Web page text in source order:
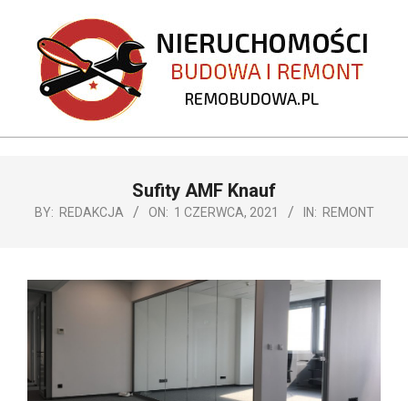
content
REMOBUDOWA.PL
Sufity AMF Knauf
BY: REDAKCJA ON: 1 CZERWCA, 2021 IN: REMONT